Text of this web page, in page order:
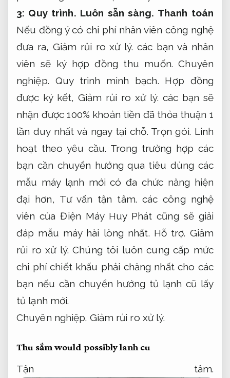
3: Quy trình. Luôn sẵn sàng. Thanh toán
Nếu đồng ý có chi phí nhân viên công nghệ
đưa ra, Giảm rủi ro xử lý. các bạn và nhân
viên sẽ ký hợp đồng thu muốn.Chuyên
nghiệp. Quy trình minh bạch. Hợp đồng
được ký kết,Giảm rủi ro xử lý. các bạn sẽ
nhận được 100% khoản tiền đã thỏa thuận 1
lần duy nhất và ngay tại chỗ. Trọn gói. Linh
hoạt theo yêu cầu. Trong trường hợp các
bạn cần chuyển hướng qua tiêu dùng các
mẫu máy lạnh mới có đa chức năng hiện
đại hơn, Tư vấn tận tâm. các công nghệ
viên của Điện Máy Huy Phát cũng sẽ giải
đáp mẫu máy hài lòng nhất. Hỗ trợ. Giảm
rủi ro xử lý. Chúng tôi luôn cung cấp mức
chi phí chiết khấu phải chăng nhất cho các
bạn nếu cần chuyển hướng tủ lạnh cũ lấy
tủ lạnh mới.
Chuyên nghiệp. Giảm rủi ro xử lý.
Thu sắm would possibly lanh cu
Tận tâm.